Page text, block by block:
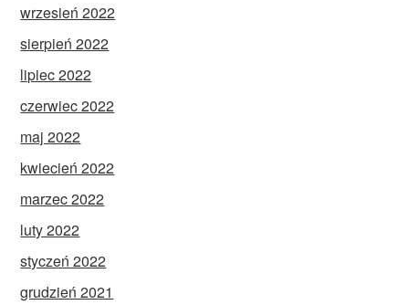
wrzesień 2022
sierpień 2022
lipiec 2022
czerwiec 2022
maj 2022
kwiecień 2022
marzec 2022
luty 2022
styczeń 2022
grudzień 2021